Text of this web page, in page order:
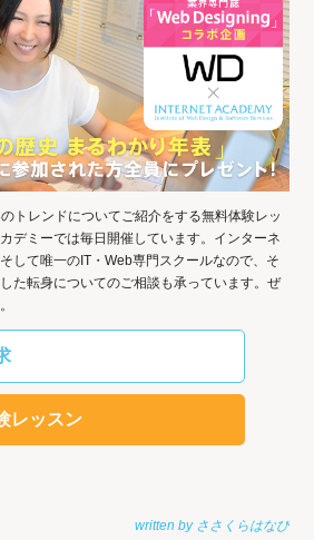
トレンドについてご紹介をする無料体験レッ
デミーでは毎日開催しています。インターネ
して唯一のIT・Web専門スクールなので、そ
た転身についてのご相談も承っています。ぜ
レッスン